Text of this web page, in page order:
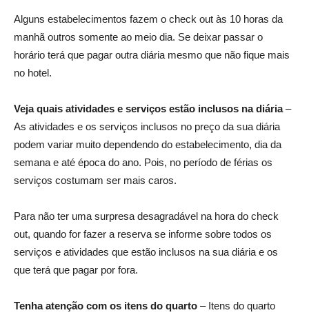
Alguns estabelecimentos fazem o check out às 10 horas da
manhã outros somente ao meio dia. Se deixar passar o
horário terá que pagar outra diária mesmo que não fique mais
no hotel.
Veja quais atividades e serviços estão inclusos na diária–
As atividades e os serviços inclusos no preço da sua diária
podem variar muito dependendo do estabelecimento, dia da
semana e até época do ano. Pois, no período de férias os
serviços costumam ser mais caros.
Para não ter uma surpresa desagradável na hora do check
out, quando for fazer a reserva se informe sobre todos os
serviços e atividades que estão inclusos na sua diária e os
que terá que pagar por fora.
Tenha atenção com os itens do quarto – Itens do quarto